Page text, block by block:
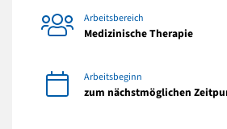
Arbeitsbereich
Medizinische Therapie
Arbeitsbeginn
zum nächstmöglichen